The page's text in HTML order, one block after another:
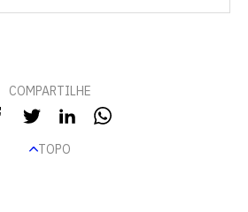
COMPARTILHE
TOPO